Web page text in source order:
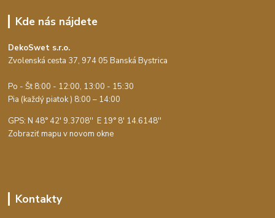
Kde nás nájdete
DekoSwet s.r.o.
Zvolenská cesta 37, 974 05 Banská Bystrica
Po - Št 8:00 - 12:00, 13:00 - 15:30
Pia (každý piatok ) 8:00 – 14:00
GPS: N 48° 42' 9.3708'' E 19° 8' 14.6148''
Zobraziť mapu v novom okne
Kontakty